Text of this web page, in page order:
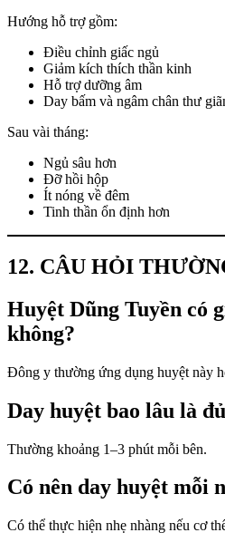
Hướng hỗ trợ gồm:
Điều chỉnh giấc ngủ
Giảm kích thích thần kinh
Hỗ trợ dưỡng âm
Day bấm và ngâm chân thư
Sau vài tháng:
Ngủ sâu hơn
Đỡ hồi hộp
Ít nóng về đêm
Tinh thần ổn định hơn
12. CÂU HỎI
Huyệt Dũng Tuyền có
không?
Đông y thường ứng dụng huyệt này
Day huyệt bao lâu là
Thường khoảng 1–3 phút mỗi bên.
Có nên day huyệt mỗi
Có thể thực hiện nhẹ nhàng nếu cơ